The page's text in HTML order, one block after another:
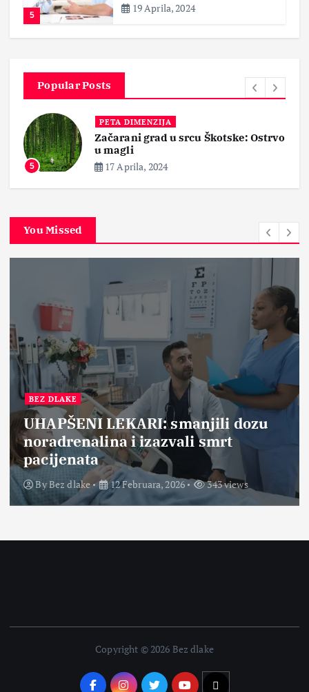
5
19 Aprila, 2024
Popular Posts
5
PETA DIMENZIJA
Začarani grad u srcu Škotske: Ostrvo
u magli
17 Aprila, 2024
You Missed
BEZ DLAKE
UHAPŠENI LEKARI: smanjili dozu
noradrenalina i izazvali smrt
pacijenata
ByBez dlake 12 Februara, 2026 343 views
Copyright © 2026 Bez dlake